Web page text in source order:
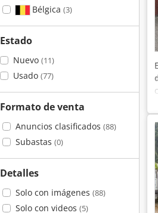
Bélgica (3)
Estado
Nuevo (11)
Usado (77)
Formato de venta
Anuncios clasificados (88)
Subastas (0)
Detalles
Solo con imágenes (88)
Solo con videos (5)